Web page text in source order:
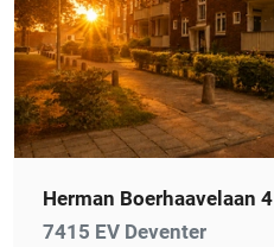
Herman Boerhaavelaan 4
7415 EV Deventer